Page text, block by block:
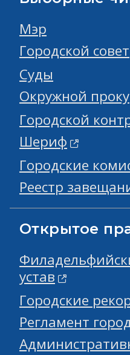
Мэр
Городской совет
Суды
Окружной
Городской
Шериф
Городские
Реестр
Открытое
устав
Городские
Регламент